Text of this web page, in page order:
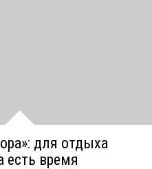
для отдыха
есть время